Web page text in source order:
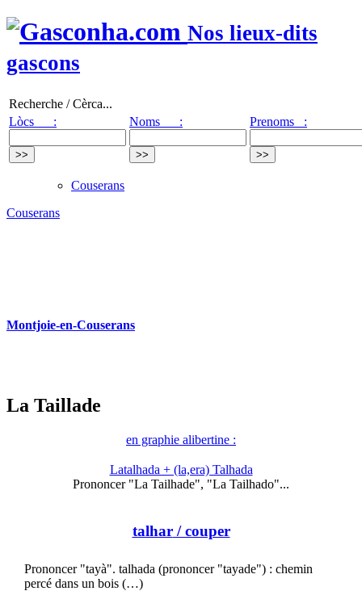
Nos lieux-dits
gascons
Recherche / Cèrca...
Lòcs :
Noms : Prenoms :
Couserans
Couserans
Montjoie-en-Couserans
La Taillade
en graphie alibertine :
Latalhada + (la,era) Talhada
Prononcer "La Tailhade", "La Tailhado"...
talhar/ couper
Prononcer "tayà". talhada (prononcer "tayade") : chemin
percé dans un bois (…)